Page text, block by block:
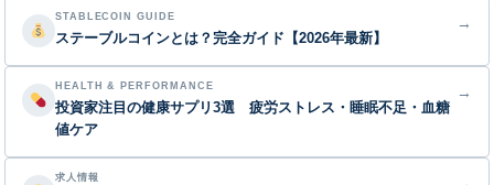
STABLECOIN GUIDE
ステーブルコインとは？完全ガイド【2026年最新】
→
HEALTH & PERFORMANCE
投資家注目の健康サプリ3選 疲労ストレス・睡眠不足・血糖
値ケア
→
求人情報